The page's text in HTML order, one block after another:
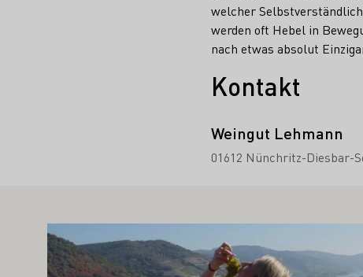
welcher
werden oft Hebel in
nach etwas absolut
Kontakt
Weingut Lehmann
01612 Nünchritz-Diesbar-
SIE AUCH INTERESSIEREN
Mehr erfahren